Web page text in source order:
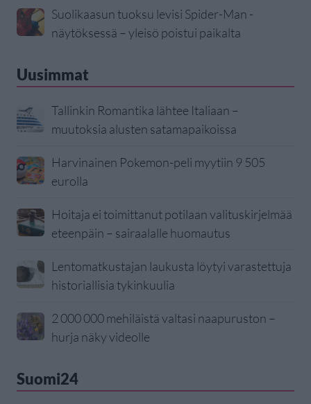
Suolikaasun tuoksu levisi Spider-Man -
näytöksessä – yleisö poistui paikalta
Uusimmat
Tallinkin Romantika lähtee Italiaan –
muutoksia alusten satamapaikoissa
Harvinainen Pokemon-peli myytiin 9 505
eurolla
Hoitaja ei toimittanut potilaan valituskirjelmää
eteenpäin – sairaalalle huomautus
Lentomatkustajan laukusta löytyi varastettuja
historiallisia tykinkuulia
2 000 000 mehiläistä valtasi naapuruston –
hurja näky videolle
Suomi24